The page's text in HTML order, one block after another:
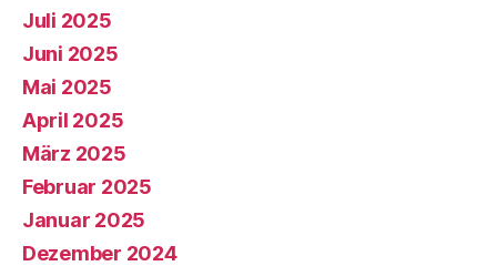
Juli 2025
Juni 2025
Mai 2025
April 2025
März 2025
Februar 2025
Januar 2025
Dezember 2024